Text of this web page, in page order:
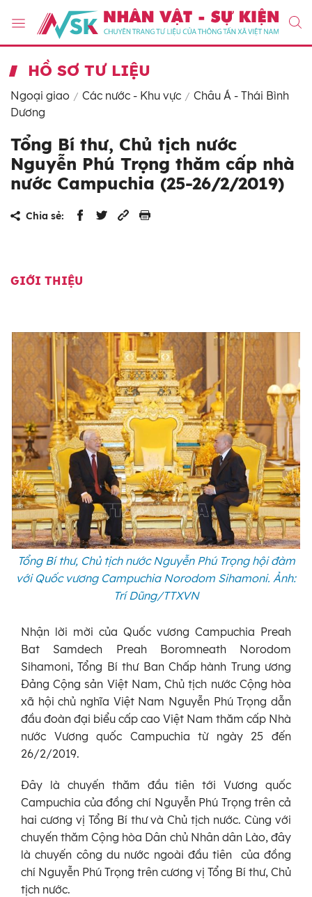
HỒ SƠ TƯ LIỆU
Ngoại giao Các nước - Khu vực
Châu Á - Thái Bình
Dương
Tổng Bí thư, Chủ tịch nước
Nguyễn Phú Trọng thăm cấp nhà
nước Campuchia (25-26/2/2019)
Chia sẻ:
GIỚI THIỆU
Tổng Bí thư, Chủ tịch nước Nguyễn Phú Trọng hội đàm
với Quốc vương Campuchia Norodom Sihamoni. Ảnh:
Trí Dũng/TTXVN
Nhận lời mời của Quốc vương Campuchia Preah
Bat Samdech Preah Boromneath Norodom
Sihamoni, Tổng Bí thư Ban Chấp hành Trung ương
Đảng Cộng sản Việt Nam, Chủ tịch nước Cộng hòa
xã hội chủ nghĩa Việt Nam Nguyễn Phú Trọng dẫn
đầu đoàn đại biểu cấp cao Việt Nam thăm cấp Nhà
nước Vương quốc Campuchia từ ngày 25 đến
26/2/2019.
Đây là chuyến thăm đầu tiên tới Vương quốc
Campuchia của đồng chí Nguyễn Phú Trọng trên cả
hai cương vị Tổng Bí thư và Chủ tịch nước. Cùng với
chuyến thăm Cộng hòa Dân chủ Nhân dân Lào, đây
là chuyến công du nước ngoài đầu tiên của đồng
chí Nguyễn Phú Trọng trên cương vị Tổng Bí thư, Chủ
tịch nước.